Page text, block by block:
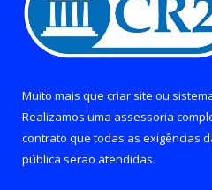
Muito mais que criar site ou
Realizamos uma assessoria
contrato que todas as exigências
pública serão atendidas.